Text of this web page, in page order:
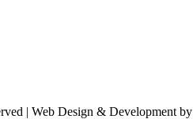
| Web Design & Development by